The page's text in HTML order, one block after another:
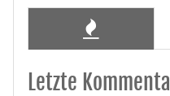
Letzte